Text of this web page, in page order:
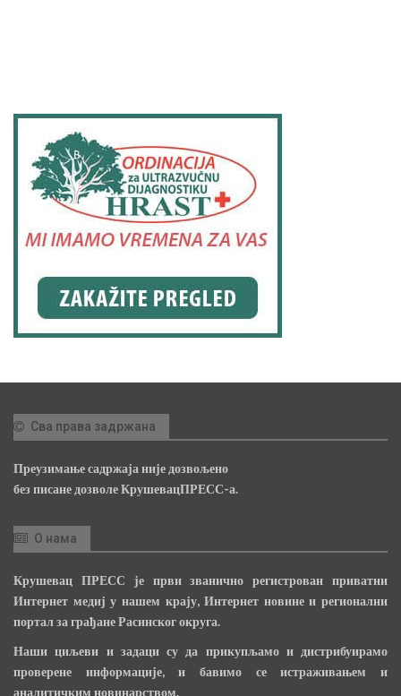
Сва права задржана
Преузимање садржаја није дозвољено
без писане дозволе КрушевацПРЕСС-а.
О нама
Крушевац ПРЕСС је први званично регистрован приватни
Интернет медиј у нашем крају, Интернет новине и регионални
портал за грађане Расинског округа.
Наши циљеви и задаци су да прикупљамо и дистрибуирамо
проверене информације, и бавимо се истраживањем и
аналитичким новинарством.